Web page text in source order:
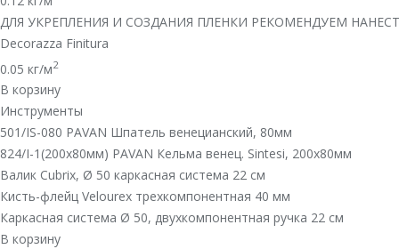
ДЛЯ УКРЕПЛЕНИЯ И СОЗДАНИЯ ПЛЕНКИ РЕКОМЕНДУЕМ
Decorazza Finitura
0.05 кг/м2
В корзину
Инструменты
501/IS-080 PAVAN Шпатель венецианский, 80мм
824/I-1(200х80мм) PAVAN Кельма венец. Sintesi, 200х80мм
Валик Cubrix, Ø 50 каркасная система 22 см
Кисть-флейц Velourex трехкомпонентная 40 мм
Каркасная система Ø 50, двухкомпонентная ручка 22 см
В корзину